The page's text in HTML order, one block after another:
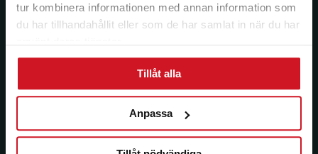
tur kombinera informationen med annan information som
du har tillhandahållit eller som de har samlat in när du har
Tillåt alla
Anpassa